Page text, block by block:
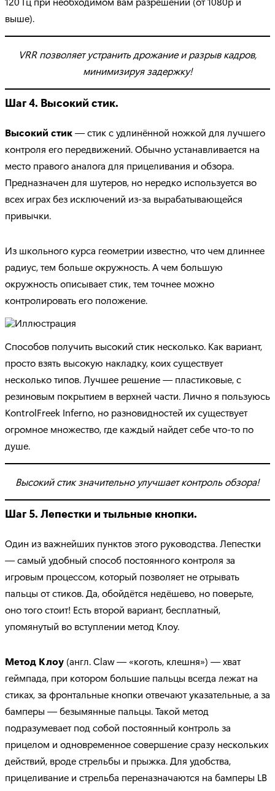
выше).
VRR позволяет устранить дрожание и разрыв кадров,
минимизируя задержку!
Шаг 4. Высокий стик.
Высокий стик— стик с удлинённой ножкой для лучшего
контроля его передвижений. Обычно устанавливается на
место правого аналога для прицеливания и обзора.
Предназначен для шутеров, но нередко используется во
всех играх без исключений из-за вырабатывающейся
привычки.
Из школьного курса геометрии известно, что чем длиннее
радиус, тем больше окружность. А чем большую
окружность описывает стик, тем точнее можно
контролировать его положение.
Способов получить высокий стик несколько. Как вариант,
просто взять высокую накладку, коих существует
несколько типов. Лучшее решение — пластиковые, с
резиновым покрытием в верхней части. Лично я пользуюсь
KontrolFreek Inferno, но разновидностей их существует
огромное множество, где каждый найдет себе что-то по
душе.
Высокий стик значительно улучшает контроль обзора!
Шаг 5. Лепестки и тыльные кнопки.
Один из важнейших пунктов этого руководства. Лепестки
— самый удобный способ постоянного контроля за
игровым процессом, который позволяет не отрывать
пальцы от стиков. Да, обойдётся недёшево, но поверьте,
оно того стоит! Есть второй вариант, бесплатный,
упомянутый во вступлении метод Клоу.
Метод Клоу (англ. Claw — «коготь, клешня») — хват
геймпада, при котором большие пальцы всегда лежат на
стиках, за фронтальные кнопки отвечают указательные, а за
бамперы — безымянные пальцы. Такой метод
подразумевает под собой постоянный контроль за
прицелом и одновременное совершение сразу нескольких
действий, вроде стрельбы и прыжка. Для удобства,
прицеливание и стрельба переназначаются на бамперы LB